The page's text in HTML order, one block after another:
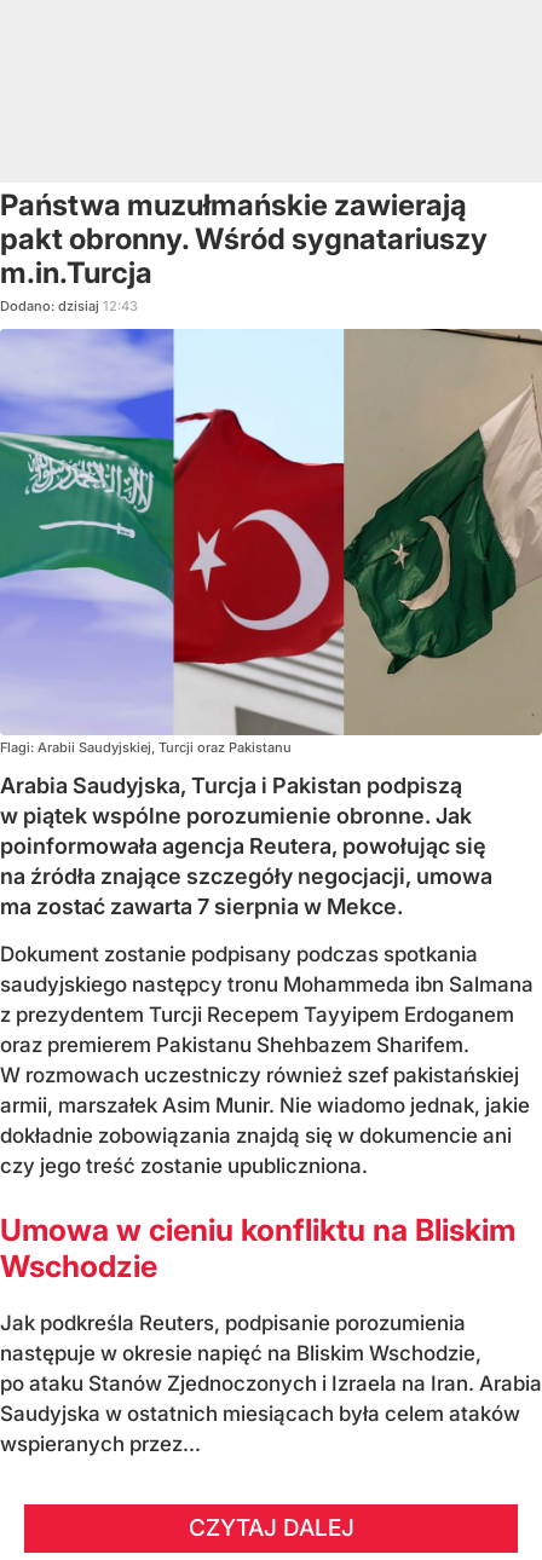
Państwa muzułmańskie zawierają
pakt obronny. Wśród sygnatariuszy
m.in.Turcja
Dodano: dzisiaj 12:43
Flagi: Arabii Saudyjskiej, Turcji oraz Pakistanu
Arabia Saudyjska, Turcja i Pakistan podpiszą
w piątek wspólne porozumienie obronne. Jak
poinformowała agencja Reutera, powołując się
na źródła znające szczegóły negocjacji, umowa
ma zostać zawarta 7 sierpnia w Mekce.
Dokument zostanie podpisany podczas spotkania
saudyjskiego następcy tronu Mohammeda ibn Salmana
z prezydentem Turcji Recepem Tayyipem Erdoganem
oraz premierem Pakistanu Shehbazem Sharifem.
W rozmowach uczestniczy również szef pakistańskiej
armii, marszałek Asim Munir. Nie wiadomo jednak, jakie
dokładnie zobowiązania znajdą się w dokumencie ani
czy jego treść zostanie upubliczniona.
Umowa w cieniu konfliktu na Bliskim
Wschodzie
Jak podkreśla Reuters, podpisanie porozumienia
następuje w okresie napięć na Bliskim Wschodzie,
po ataku Stanów Zjednoczonych i Izraela na Iran. Arabia
Saudyjska w ostatnich miesiącach była celem ataków
wspieranych przez...
CZYTAJ DALEJ